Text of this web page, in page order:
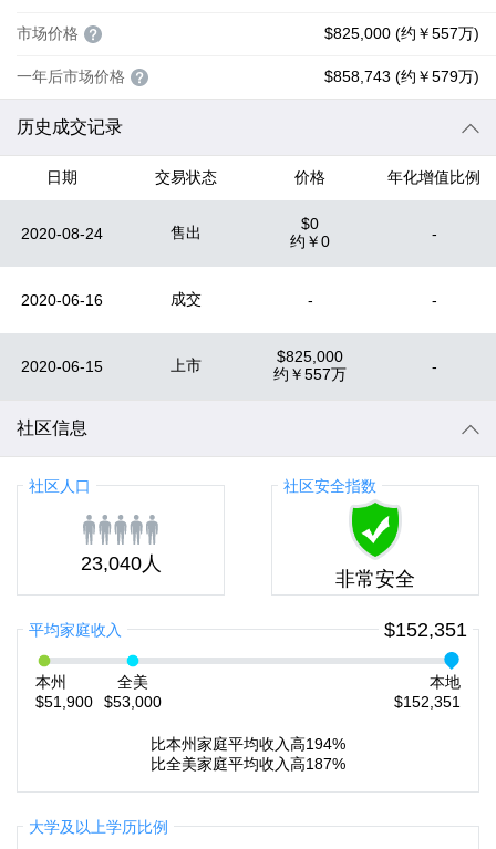
市场价格 $825,000 (约￥557万)
一年后市场价格 $858,743 (约￥579万)
历史成交记录
日期 交易状态 价格 年化增值比例
2020-08-24 售出
$0
约 ￥0 -
2020-06-16 成交 - -
2020-06-15 上市
$825,000
约 ￥557万 -
社区信息
社区人口
23,040人
社区安全指数
非常安全
平均家庭收入 $152,351
本州
$51,900
全美
$53,000
本地
$152,351
比本州家庭平均收入高194%
比全美家庭平均收入高187%
大学及以上学历比例